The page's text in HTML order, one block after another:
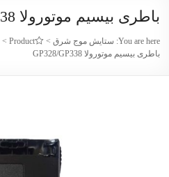
بیسیم
و
تعمیرات
باطری بیسیم موتورولا GP328/GP338
You are here: ستایش موج شرق >
Products
>
باطری بیسیم موتورولا GP328/GP338